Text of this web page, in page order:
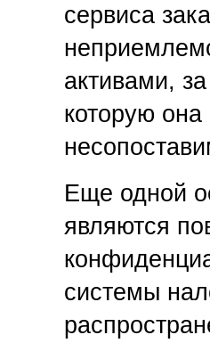
сервиса
активами,
которую она
Еще одной
являются
системы